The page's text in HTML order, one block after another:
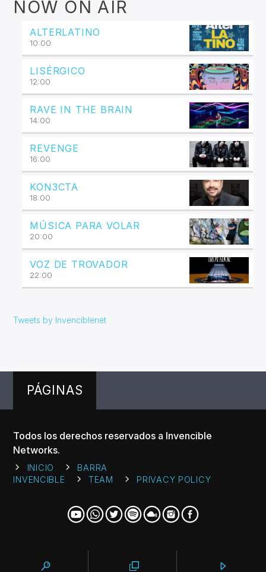
NOW ON AIR
ALTERLATINO
10:00
LISÉRGICO
12:00
RAVE IN THE BRAIN
14:00
REVENGE
16:00
KON3CTA
18:00
MÚSICA PARA VOLAR
20:00
VOZ DE TROVADOR
22:00
Tweets by Invenciblenet
PÁGINAS
Todos los derechos reservados a Invencible
Networks.
INICIO
BARRA
INVENCIBLE
TEAM PRIVACY POLICY